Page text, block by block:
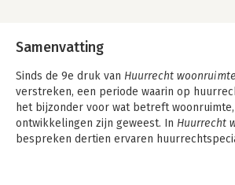
Samenvatting
Sinds de 9e druk van Huurrecht woonruimte
verstreken, een periode waarin op
het bijzonder voor wat betreft
ontwikkelingen zijn geweest. In Huurrecht
bespreken dertien ervaren